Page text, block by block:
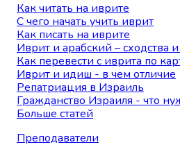
Как читать на иврите
С чего начать учить иврит
Как писать на иврите
Иврит и арабский – сходства
Как перевести с иврита по
Иврит и идиш - в чем отличие
Репатриация в Израиль
Гражданство Израиля - что
Больше статей
Преподаватели